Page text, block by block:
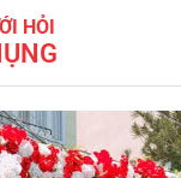
HỎI